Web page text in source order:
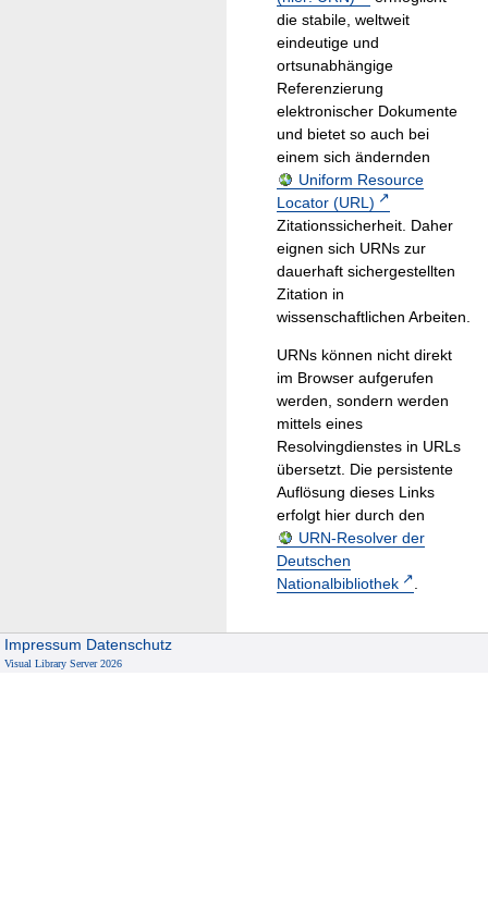
die stabile, weltweit
eindeutige und
ortsunabhängige
Referenzierung
elektronischer Dokumente
und bietet so auch bei
einem sich ändernden
Uniform Resource
Locator (URL)
Zitationssicherheit. Daher
eignen sich URNs zur
dauerhaft sichergestellten
Zitation in
wissenschaftlichen Arbeiten.
URNs können nicht direkt
im Browser aufgerufen
werden, sondern werden
mittels eines
Resolvingdienstes in URLs
übersetzt. Die persistente
Auflösung dieses Links
erfolgt hier durch den
URN-Resolver der
Deutschen
Nationalbibliothek
.
Impressum Datenschutz
Visual Library Server 2026